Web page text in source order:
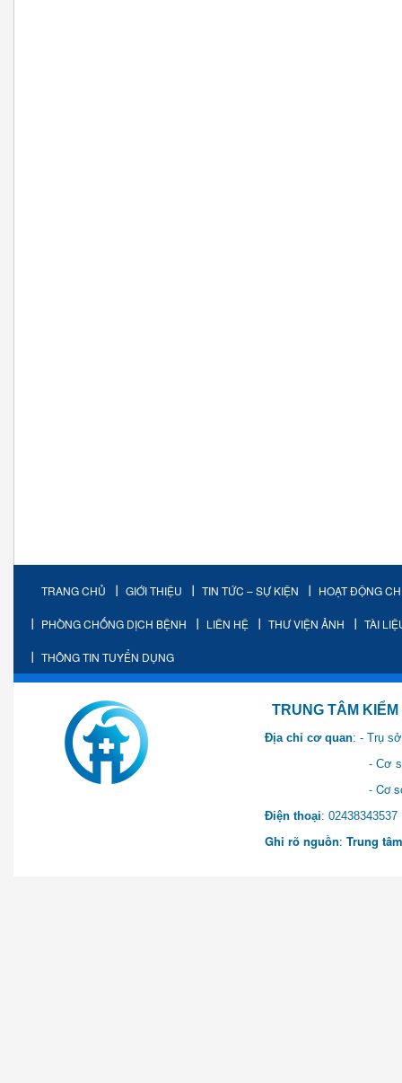
TRANG CHỦ GIỚI THIỆU TIN TỨC – SỰ KIỆN HOẠT ĐỘNG
PHÒNG CHỐNG DỊCH BỆNH LIÊN HỆ THƯ VIỆN ẢNH TÀI
THÔNG TIN TUYỂN DỤNG
TRUNG TÂM KIỂM SOÁT
Địa chỉ cơ quan: - Trụ
- Cơ sở 2: Khu Hành
- Cơ sở 3: Số 1 Ngõ 2
Điện thoại:
Ghi rõ nguồn: Trung